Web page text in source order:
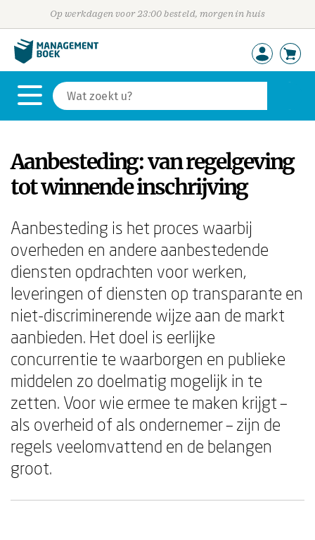
Op werkdagen voor 23:00 besteld, morgen in huis
Aanbesteding: van regelgeving
tot winnende inschrijving
Aanbesteding is het proces waarbij
overheden en andere aanbestedende
diensten opdrachten voor werken,
leveringen of diensten op transparante en
niet-discriminerende wijze aan de markt
aanbieden. Het doel is eerlijke
concurrentie te waarborgen en publieke
middelen zo doelmatig mogelijk in te
zetten. Voor wie ermee te maken krijgt –
als overheid of als ondernemer – zijn de
regels veelomvattend en de belangen
groot.